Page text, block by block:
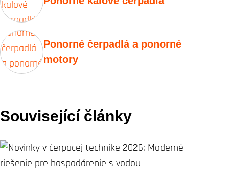
Ponorné čerpadlá a ponorné
motory
Související články